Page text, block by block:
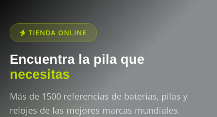
TIENDA ONLINE
Encuentra la pila que
necesitas
Más de 1500 referencias de baterías, pilas y
relojes de las mejores marcas mundiales.